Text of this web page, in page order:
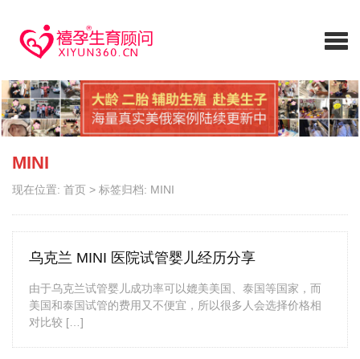
MINI
现在位置: 首页 > 标签归档: MINI
乌克兰 MINI 医院试管婴儿经历分享
由于乌克兰试管婴儿成功率可以媲美美国、泰国等国家，而
美国和泰国试管的费用又不便宜，所以很多人会选择价格相
对比较 […]